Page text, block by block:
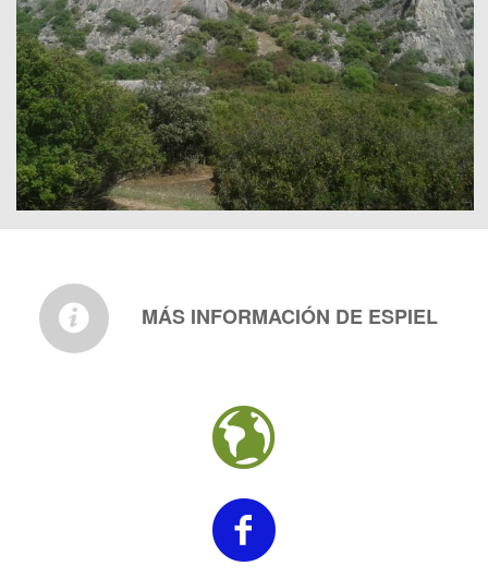
MÁS INFORMACIÓN DE ESPIEL